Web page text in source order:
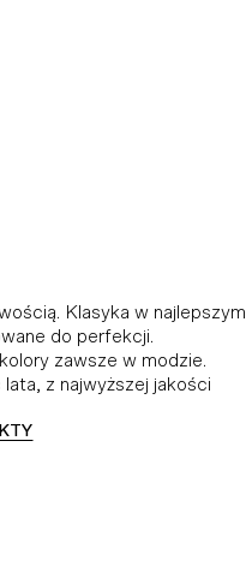
Klasyka w najlepszym
do perfekcji.
zawsze w modzie.
z najwyższej jakości